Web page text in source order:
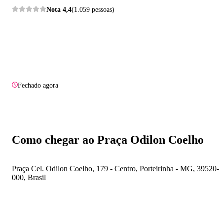
Nota 4,4(1.059 pessoas)
Fechado agora
Como chegar ao Praça Odilon Coelho
Praça Cel. Odilon Coelho, 179 - Centro, Porteirinha - MG, 39520-
000, Brasil